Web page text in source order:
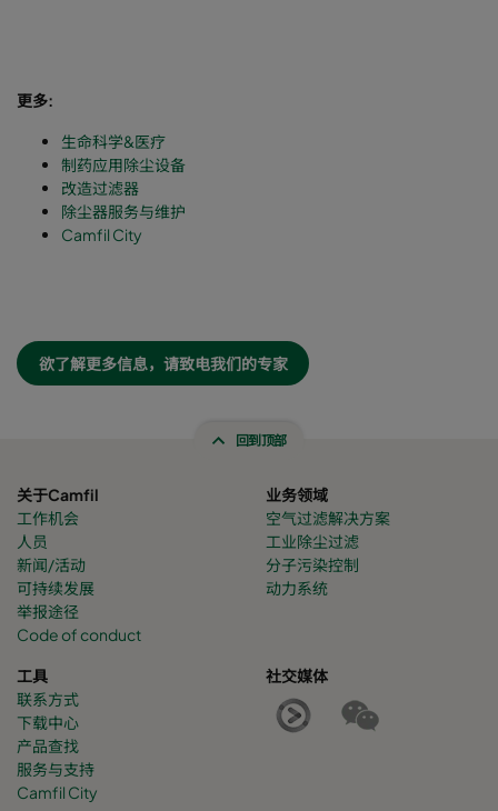
更多:
生命科学&医疗
制药应用除尘设备
改造过滤器
除尘器服务与维护
Camfil City
欲了解更多信息，请致电我们的专家
回到顶部
关于Camfil
工作机会
人员
新闻/活动
可持续发展
举报途径
Code of conduct
业务领域
空气过滤解决方案
工业除尘过滤
分子污染控制
动力系统
工具
联系方式
下载中心
产品查找
服务与支持
Camfil City
社交媒体